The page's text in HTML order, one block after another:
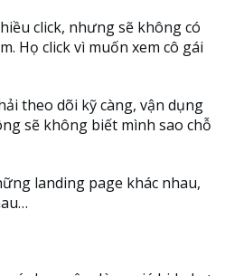
click, nhưng sẽ không có
Họ click vì muốn xem cô gái
theo dõi kỹ càng, vận dụng
sẽ không biết mình sao chỗ
landing page khác nhau,